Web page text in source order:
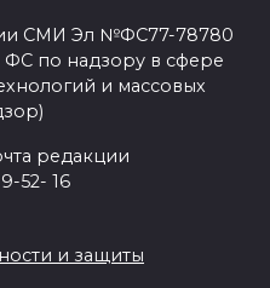
СМИ Эл №ФС77-78780
ФС по надзору в сфере
и массовых
редакции
52- 16
и защиты